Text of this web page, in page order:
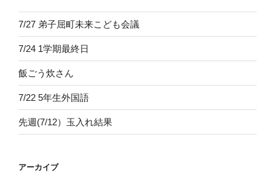
7/27 弟子屈町未来こども会議
7/24 1学期最終日
飯ごう炊さん
7/22 5年生外国語
先週(7/12）玉入れ結果
アーカイブ